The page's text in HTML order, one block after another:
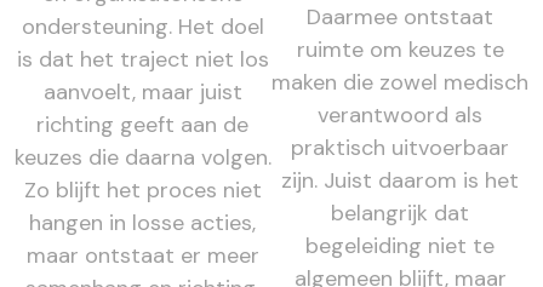
ondersteuning. Het doel
is dat het traject niet los
aanvoelt, maar juist
richting geeft aan de
keuzes die daarna volgen.
Zo blijft het proces niet
hangen in losse acties,
maar ontstaat er meer
Daarmee ontstaat
ruimte om keuzes te
maken die zowel medisch
verantwoord als
praktisch uitvoerbaar
zijn. Juist daarom is het
belangrijk dat
begeleiding niet te
algemeen blijft, maar